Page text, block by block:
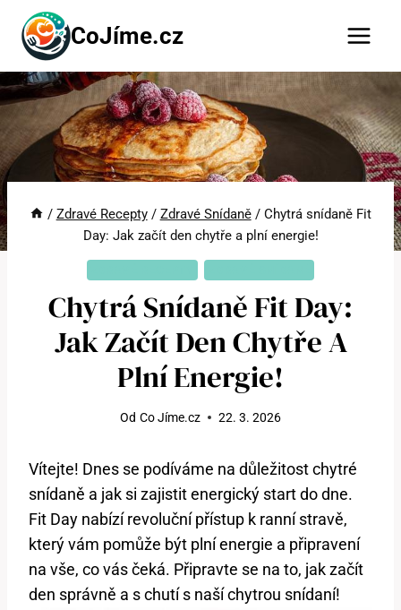
Přeskočit
obsah
CoJíme.cz
/ Zdravé Recepty / Zdravé Snídaně / Chytrá snídaně Fit
Day: Jak začít den chytře a plní energie!
Chytrá Snídaně Fit Day:
Jak Začít Den Chytře A
Plní Energie!
Od Co Jíme.cz 22. 3. 2026
Vítejte! Dnes se podíváme na důležitost chytré
snídaně a jak si zajistit energický start do dne.
Fit Day nabízí revoluční přístup k ranní stravě,
který vám pomůže být plní energie a připravení
na vše, co vás čeká. Připravte se na to, jak začít
den správně a s chutí s naší chytrou snídaní!